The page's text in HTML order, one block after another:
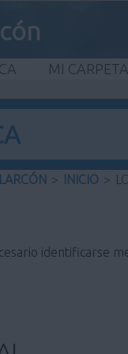
MI CARPETA
> INICIO >
identificarse